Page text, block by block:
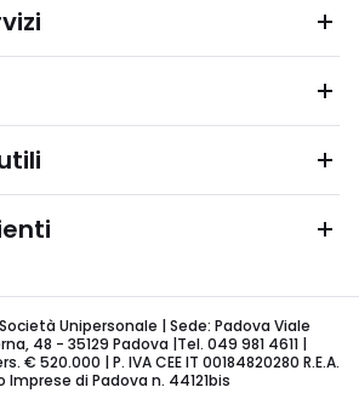
Società Unipersonale | Sede: Padova Viale
48 - 35129 Padova |Tel. 049 981 4611 |
€ 520.000 | P. IVA CEE IT 00184820280 R.E.A.
Imprese di Padova n. 44121bis